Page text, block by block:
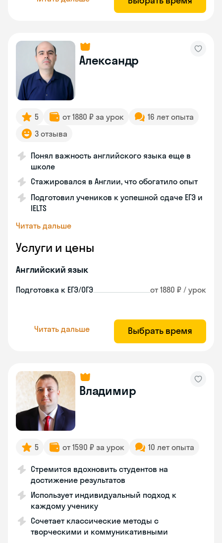
Александр
5 от 1880 ₽ за урок
16 лет опыта
3 отзыва
Понял важность английского языка еще в
школе
Стажировался в Англии, что обогатило опыт
Подготовил учеников к успешной сдаче ЕГЭ и
IELTS
Читать дальше
Услуги и цены
Английский язык
Подготовка к ЕГЭ/ОГЭ от 1880 ₽ / урок
Читать дальше Выбрать время
Владимир
5 от 1590 ₽ за урок 10 лет опыта
Стремится вдохновить студентов на
достижение результатов
Использует индивидуальный подход к
каждому ученику
Сочетает классические методы с
творческими и коммуникативными